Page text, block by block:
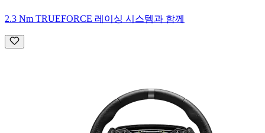
2.3 Nm TRUEFORCE 레이싱 시스템과 함께